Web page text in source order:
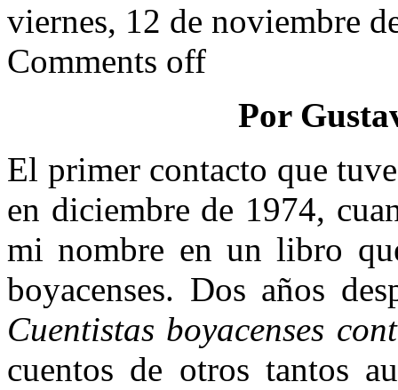
viernes, 12 de noviembre
Comments off
Por
El primer contacto que
en diciembre de 1974,
mi nombre en un libro
boyacenses. Dos años
Cuentistas boyacenses
cuentos de otros tantos